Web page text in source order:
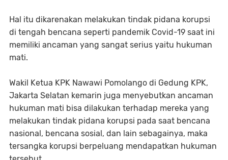
Hal itu dikarenakan melakukan tindak pidana korupsi
di tengah bencana seperti pandemik Covid-19 saat ini
memiliki ancaman yang sangat serius yaitu hukuman
mati.
Wakil Ketua KPK Nawawi Pomolango di Gedung KPK,
Jakarta Selatan kemarin juga menyebutkan ancaman
hukuman mati bisa dilakukan terhadap mereka yang
melakukan tindak pidana korupsi pada saat bencana
nasional, bencana sosial, dan lain sebagainya, maka
tersangka korupsi berpeluang mendapatkan hukuman